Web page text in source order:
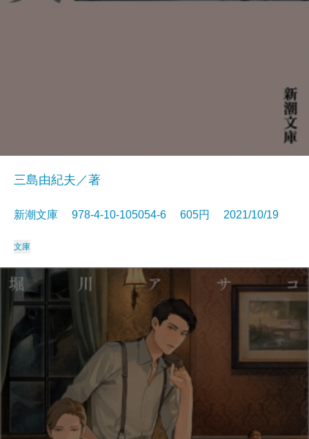
三島由紀夫／著
新潮文庫 978-4-10-105054-6 605円 2021/10/19
文庫